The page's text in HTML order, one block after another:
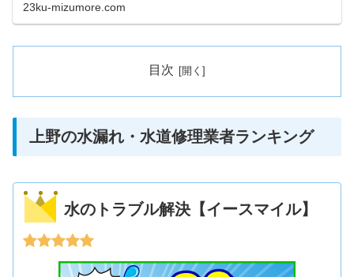
23ku-mizumore.com
目次
上野の水漏れ・水道修理業者ランキング
水のトラブル解決【イースマイル】